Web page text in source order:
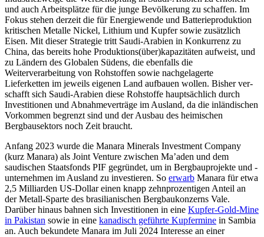
und auch Arbeitsplätze für die junge Bevölkerung zu schaffen. Im
Fokus stehen derzeit die für Energiewende und Batterieproduktion
kritischen Metal­le Nickel, Lithi­um und Kupfer sowie zusätz­lich
Eisen. Mit dieser Strategie tritt Saudi-Arabien in Kon­kurrenz zu
China, das bereits hohe Produk­tions(über)kapazitäten aufweist, und
zu Ländern des Globalen Südens, die eben­falls die
Weiterverarbeitung von Rohstoffen sowie nachgelagerte
Lieferketten im jeweils eigenen Land aufbauen wollen. Bisher ver­
schafft sich Saudi-Arabien diese Rohstoffe haupt­sächlich durch
Investitionen und Ab­nahme­verträge im Ausland, da die inländi­schen
Vorkommen begrenzt sind und der Ausbau des hei­mischen
Bergbausektors noch Zeit braucht.
Anfang 2023 wurde die Manara Minerals Investment Company
(kurz Manara) als Joint Venture zwischen Ma’aden und dem
saudischen Staatsfonds PIF gegründet, um in Bergbauprojekte und -
unternehmen im Aus­land zu investieren. So erwarb Manara für etwa
2,5 Milliarden US-Dollar einen knapp zehnprozentigen Anteil an
der Metall-Sparte des brasilianischen Bergbaukonzerns Vale.
Darüber hinaus bahnen sich Investi­tionen in eine Kupfer-Gold-Mine
in Pakistan sowie in eine kanadisch geführte Kupfermine in Sambia
an. Auch bekundete Manara im Juli 2024 Interesse an einer